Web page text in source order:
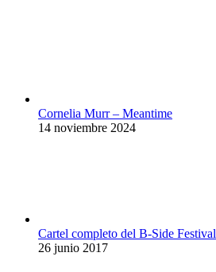
Cornelia Murr – Meantime
14 noviembre 2024
Cartel completo del B-Side Festival
26 junio 2017